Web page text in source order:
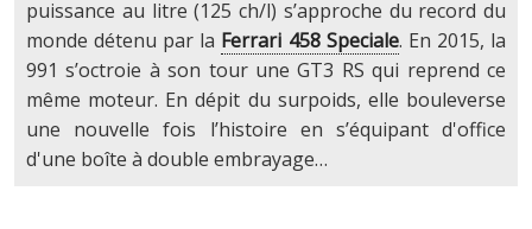
puissance au litre (125 ch/l) s’approche du record du
monde détenu par la Ferrari 458 Speciale. En 2015, la
991 s’octroie à son tour une GT3 RS qui reprend ce
même moteur. En dépit du surpoids, elle bouleverse
une nouvelle fois l’histoire en s’équipant d'office
d'une boîte à double embrayage…